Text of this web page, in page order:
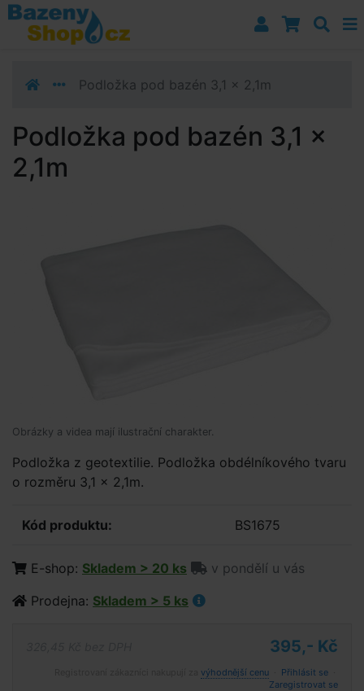
Přejít k navigaci
Přejít na obsah
Přejít k postrannímu sloupci
Podložka pod bazén 3,1 x 2,1m
Podložka pod bazén 3,1 x
2,1m
Obrázky a videa mají ilustrační charakter.
Podložka z geotextilie. Podložka obdélníkového tvaru
o rozměru 3,1 x 2,1m.
Kód produktu: BS1675
E-shop: Skladem > 20 ks
v pondělí u vás
Prodejna: Skladem > 5 ks
395,- Kč
výhodnější cenu Přihlásit se
Zaregistrovat se